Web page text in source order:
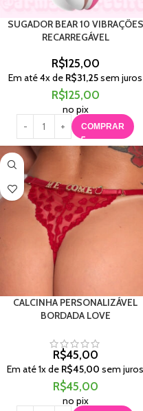
SUGADOR BEAR 10 VIBRAÇÕES
RECARREGÁVEL
R$125,00
Em até4x de R$31,25sem juros
R$125,00
no pix
COMPRAR
CALCINHA PERSONALIZÁVEL
BORDADA LOVE
R$45,00
Em até1x de R$45,00 sem juros
R$45,00
no pix